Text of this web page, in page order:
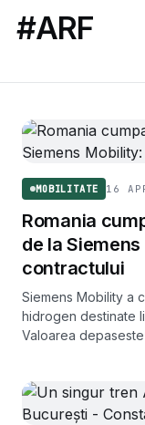
#ARF
MOBILITATE 16
Romania
de la
contractului
Siemens Mobility a
hidrogen destinate
Valoarea